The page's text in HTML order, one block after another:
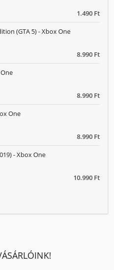
1.490 Ft
8.990 Ft
(GTA 5) - Xbox One
8.990 Ft
8.990 Ft
One
10.990 Ft
- Xbox One